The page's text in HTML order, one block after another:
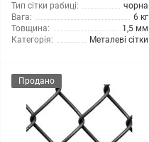
Тип сітки рабиці:
чорна
Вага:
6 кг
Товщина:
1,5 мм
Категорія:
Металеві сітки
Продано